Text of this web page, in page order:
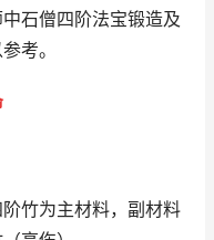
石僧四阶法宝锻造及
考。
竹为主材料，副材料